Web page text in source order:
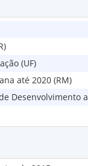
(UF)
até 2020 (RM)
Desenvolvimento